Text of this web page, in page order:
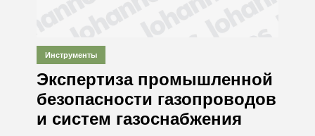
Инструменты
Экспертиза промышленной
безопасности газопроводов
и систем газоснабжения